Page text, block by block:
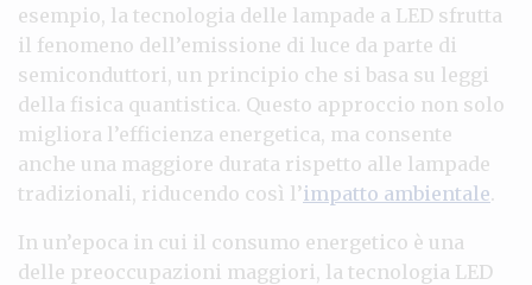
esempio, la tecnologia delle lampade a LED sfrutta
il fenomeno dell’emissione di luce da parte di
semiconduttori, un principio che si basa su leggi
della fisica quantistica. Questo approccio non solo
migliora l’efficienza energetica, ma consente
anche una maggiore durata rispetto alle lampade
tradizionali, riducendo così l’impatto ambientale.
In un’epoca in cui il consumo energetico è una
delle preoccupazioni maggiori, la tecnologia LED